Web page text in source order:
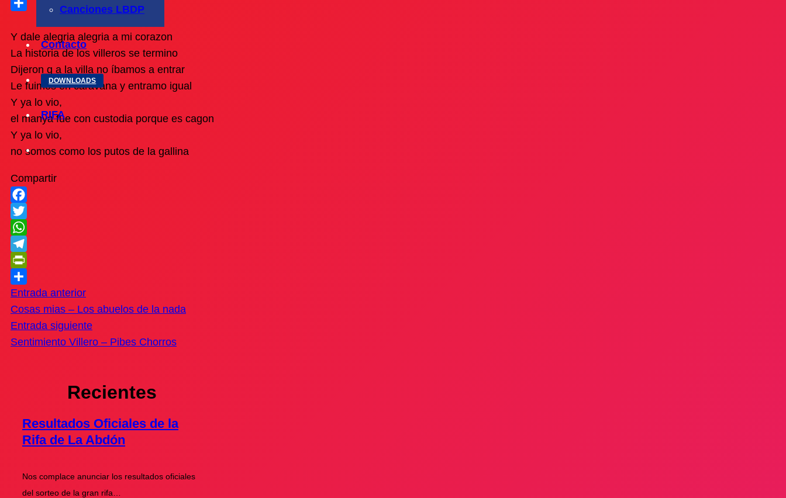
Canciones LBDP
Contacto
DOWNLOADS
RIFA
PrintFriendly
Y dale alegria alegria a mi corazon
La historia de los villeros se termino
Dijeron q a la villa no íbamos a entrar
Le fuimos en caravana y entramo igual
Y ya lo vio,
el manya fue con custodia porque es cagon
Y ya lo vio,
no somos como los putos de la gallina
Compartir
Facebook
Twitter
WhatsApp
Telegram
PrintFriendly
Compartir
Entrada anterior
Cosas mias – Los abuelos de la nada
Entrada siguiente
Sentimiento Villero – Pibes Chorros
Recientes
Resultados Oficiales de la
Rifa de La Abdón
Nos complace anunciar los resultados oficiales
del sorteo de la gran rifa…